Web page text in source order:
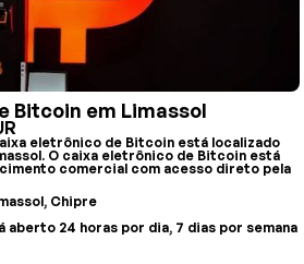
Bitcoin em Limassol
eletrônico de Bitcoin está localizado
O caixa eletrônico de Bitcoin está
comercial com acesso direto pela
Chipre
aberto 24 horas por dia, 7 dias por semana